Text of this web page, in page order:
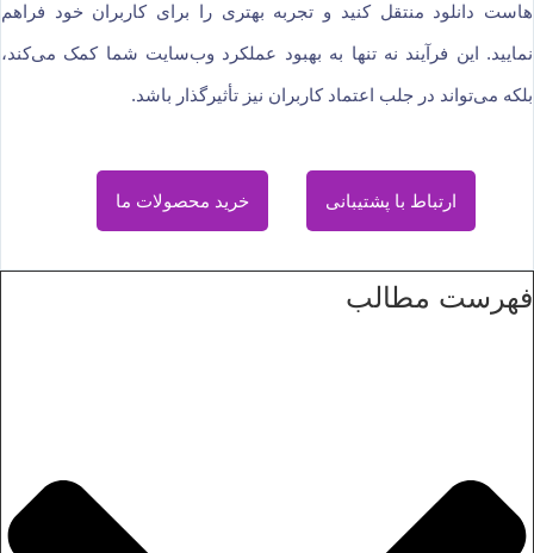
هاست دانلود منتقل کنید و تجربه بهتری را برای کاربران خود فراهم
نمایید. این فرآیند نه تنها به بهبود عملکرد وب‌سایت شما کمک می‌کند،
بلکه می‌تواند در جلب اعتماد کاربران نیز تأثیرگذار باشد.
ارتباط با پشتیبانی خرید محصولات ما
فهرست مطالب